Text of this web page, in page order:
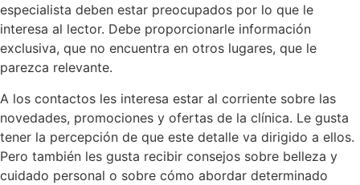
especialista deben estar preocupados por lo que le
interesa al lector. Debe proporcionarle información
exclusiva, que no encuentra en otros lugares, que le
parezca relevante.
A los contactos les interesa estar al corriente sobre las
novedades, promociones y ofertas de la clínica. Le gusta
tener la percepción de que este detalle va dirigido a ellos.
Pero también les gusta recibir consejos sobre belleza y
cuidado personal o sobre cómo abordar determinado